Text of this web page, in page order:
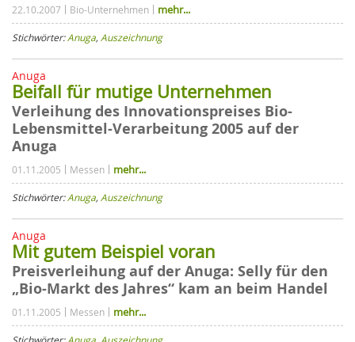
22.10.2007 Bio-Unternehmen mehr...
Stichwörter:Anuga,Auszeichnung
Anuga
Beifall für mutige Unternehmen
Verleihung des Innovationspreises Bio-
Lebensmittel-Verarbeitung 2005 auf der
Anuga
01.11.2005 Messen mehr...
Stichwörter:Anuga,Auszeichnung
Anuga
Mit gutem Beispiel voran
Preisverleihung auf der Anuga: Selly für den
„Bio-Markt des Jahres“ kam an beim Handel
01.11.2005 Messen mehr...